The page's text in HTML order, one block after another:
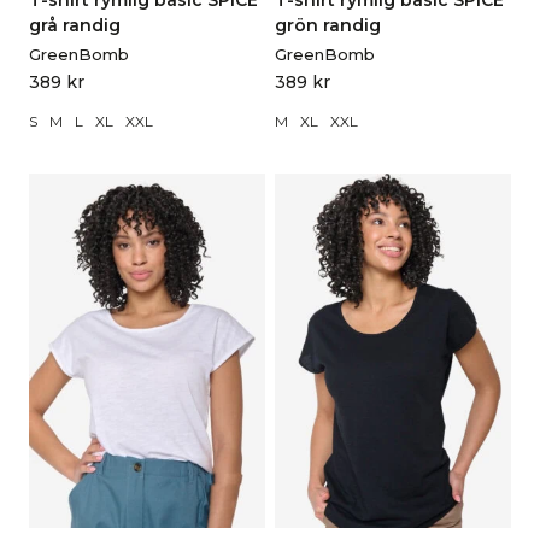
grå randig
GreenBomb
389 kr
S M L XL XXL
grön randig
GreenBomb
389 kr
M XL XXL